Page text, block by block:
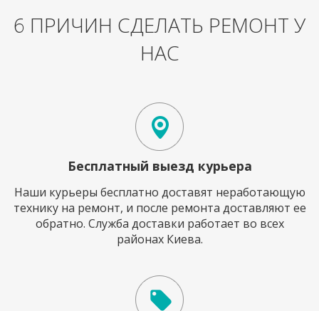
6 ПРИЧИН СДЕЛАТЬ РЕМОНТ У
НАС
Бесплатный выезд курьера
Наши курьеры бесплатно доставят неработающую
технику на ремонт, и после ремонта доставляют ее
обратно. Служба доставки работает во всех
районах Киева.